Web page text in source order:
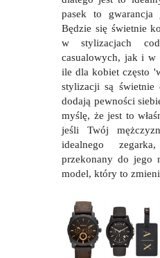
pasek to
Będzie się świetnie
w stylizacjach
casualowych, jak i w
ile dla kobiet często
stylizacji są świetnie
dodają pewności
myślę, że jest to
jeśli Twój
idealnego
przekonany do jego
model, który to